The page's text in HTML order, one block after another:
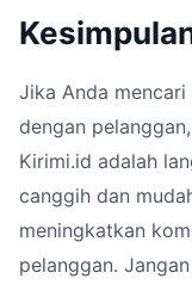
Jika Anda
dengan
Kirimi.id adalah
canggih dan
meningkatkan
pelanggan.